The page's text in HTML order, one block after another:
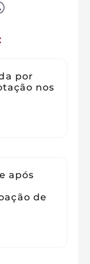
por
nos
após
de